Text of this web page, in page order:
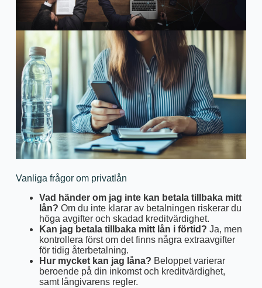
Vanliga frågor om privatlån
Vad händer om jag inte kan betala tillbaka mitt
lån? Om du inte klarar av betalningen riskerar du
höga avgifter och skadad kreditvärdighet.
Kan jag betala tillbaka mitt lån i förtid? Ja, men
kontrollera först om det finns några extraavgifter
för tidig återbetalning.
Hur mycket kan jag låna? Beloppet varierar
beroende på din inkomst och kreditvärdighet,
samt långivarens regler.